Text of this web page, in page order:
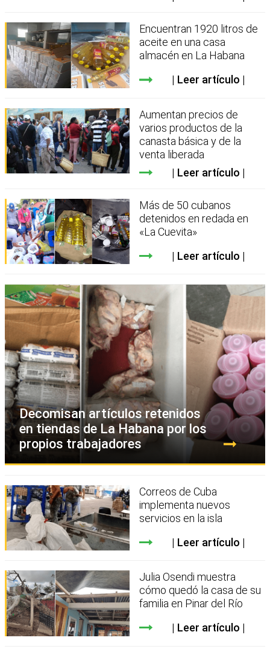
Encuentran 1920 litros de
aceite en una casa
almacén en La Habana
Leer artículo
Aumentan precios de
varios productos de la
canasta básica y de la
venta liberada
Leer artículo
Más de 50 cubanos
detenidos en redada en
«La Cuevita»
Leer artículo
Decomisan artículos retenidos
en tiendas de La Habana por los
propios trabajadores
Correos de Cuba
implementa nuevos
servicios en la isla
Leer artículo
Julia Osendi muestra
cómo quedó la casa de su
familia en Pinar del Río
Leer artículo